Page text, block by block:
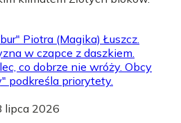
lipca 2026